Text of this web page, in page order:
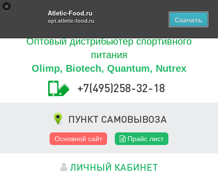
×
Atletic-Food.ru
opt.atletic-food.ru Скачать
0ТОВАРОВ
Купить
Оптовый дистрибьютер спортивного
питания
Olimp, Biotech, Quantum, Nutrex
+7(495)258-32-18
ПУНКТ САМОВЫВОЗА
Основной сайт Прайс лист
ЛИЧНЫЙ КАБИНЕТ